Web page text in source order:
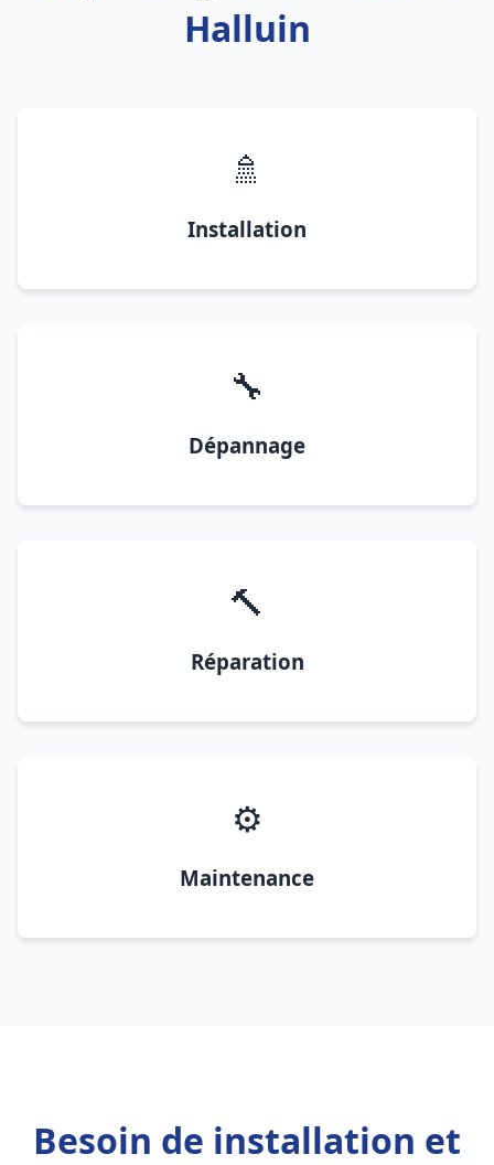
Halluin
🚿
Installation
🔧
Dépannage
🔨
Réparation
⚙️
Maintenance
Besoin de installation et